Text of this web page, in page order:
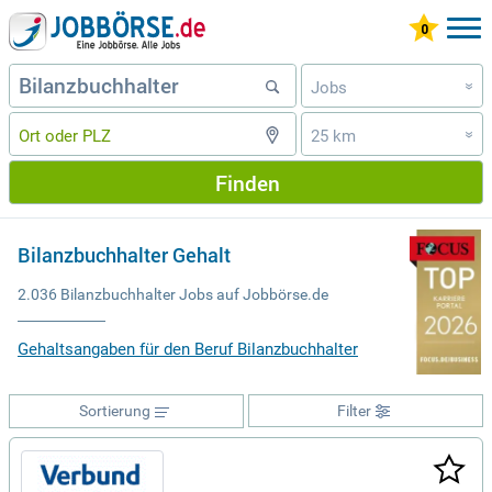
Jobs »
25 km »
Finden
Bilanzbuchhalter Gehalt
2.036 Bilanzbuchhalter Jobs auf Jobbörse.de
Gehaltsangaben für den Beruf Bilanzbuchhalter
Filter
Sortierung